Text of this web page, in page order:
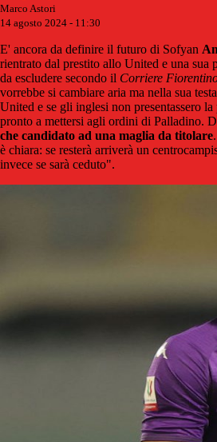
Marco Astori
14 agosto 2024 - 11:30
E' ancora da definire il futuro di Sofyan
rientrato dal prestito allo United e una sua
da escludere secondo il Corriere
vorrebbe si cambiare aria ma nella sua
United e se gli inglesi non presentassero la
pronto a mettersi agli ordini di Palladino.
che candidato ad una maglia da titolare
è chiara: se resterà arriverà un
invece se sarà ceduto".